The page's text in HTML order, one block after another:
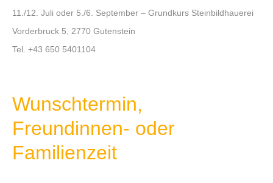
11./12. Juli oder 5./6. September – Grundkurs Steinbildhauerei
Vorderbruck 5, 2770 Gutenstein
Tel. +43 650 5401104
Wunschtermin,
Freundinnen- oder
Familienzeit